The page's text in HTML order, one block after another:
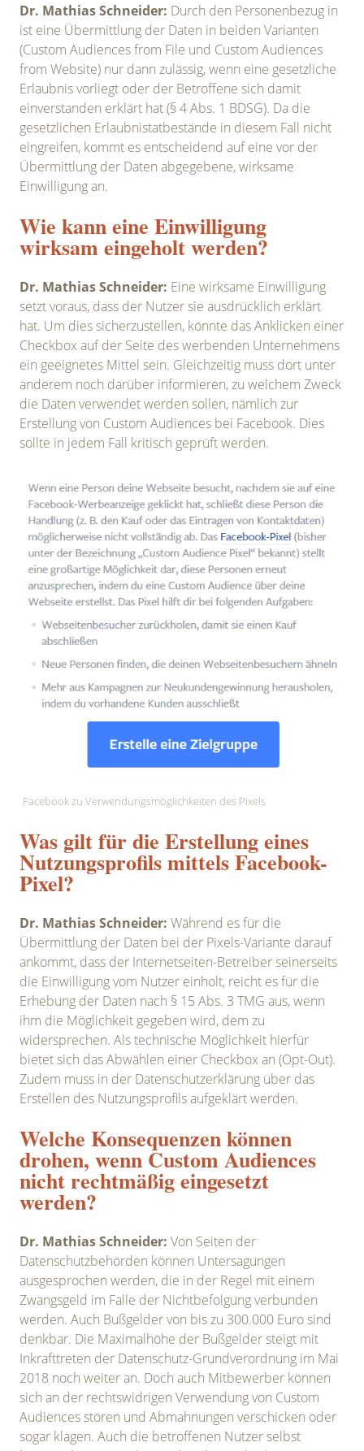
Dr. Mathias Schneider: Durch den Personenbezug in
ist eine Übermittlung der Daten in beiden Varianten
(Custom Audiences from File und Custom Audiences
from Website) nur dann zulässig, wenn eine gesetzliche
Erlaubnis vorliegt oder der Betroffene sich damit
einverstanden erklärt hat (§ 4 Abs. 1 BDSG). Da die
gesetzlichen Erlaubnistatbestände in diesem Fall nicht
eingreifen, kommt es entscheidend auf eine vor der
Übermittlung der Daten abgegebene, wirksame
Einwilligung an.
Wie kann eine Einwilligung
wirksam eingeholt werden?
Dr. Mathias Schneider: Eine wirksame Einwilligung
setzt voraus, dass der Nutzer sie ausdrücklich erklärt
hat. Um dies sicherzustellen, könnte das Anklicken einer
Checkbox auf der Seite des werbenden Unternehmens
ein geeignetes Mittel sein. Gleichzeitig muss dort unter
anderem noch darüber informieren, zu welchem Zweck
die Daten verwendet werden sollen, nämlich zur
Erstellung von Custom Audiences bei Facebook. Dies
sollte in jedem Fall kritisch geprüft werden.
Facebook zu Verwendungsmöglichkeiten des Pixels
Was gilt für die Erstellung eines
Nutzungsprofils mittels Facebook-
Pixel?
Dr. Mathias Schneider: Während es für die
Übermittlung der Daten bei der Pixels-Variante darauf
ankommt, dass der Internetseiten-Betreiber seinerseits
die Einwilligung vom Nutzer einholt, reicht es für die
Erhebung der Daten nach § 15 Abs. 3 TMG aus, wenn
ihm die Möglichkeit gegeben wird, dem zu
widersprechen. Als technische Möglichkeit hierfür
bietet sich das Abwählen einer Checkbox an (Opt-Out).
Zudem muss in der Datenschutzerklärung über das
Erstellen des Nutzungsprofils aufgeklärt werden.
Welche Konsequenzen können
drohen, wenn Custom Audiences
nicht rechtmäßig eingesetzt
werden?
Dr. Mathias Schneider: Von Seiten der
Datenschutzbehörden können Untersagungen
ausgesprochen werden, die in der Regel mit einem
Zwangsgeld im Falle der Nichtbefolgung verbunden
werden. Auch Bußgelder von bis zu 300.000 Euro sind
denkbar. Die Maximalhöhe der Bußgelder steigt mit
Inkrafttreten der Datenschutz-Grundverordnung im Mai
2018 noch weiter an. Doch auch Mitbewerber können
sich an der rechtswidrigen Verwendung von Custom
Audiences stören und Abmahnungen verschicken oder
sogar klagen. Auch die betroffenen Nutzer selbst